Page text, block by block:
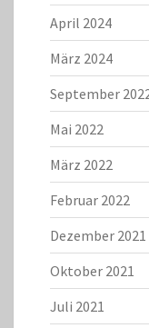
April 2024
März 2024
September
Mai 2022
März 2022
Februar 2022
Dezember 2021
Oktober 2021
Juli 2021